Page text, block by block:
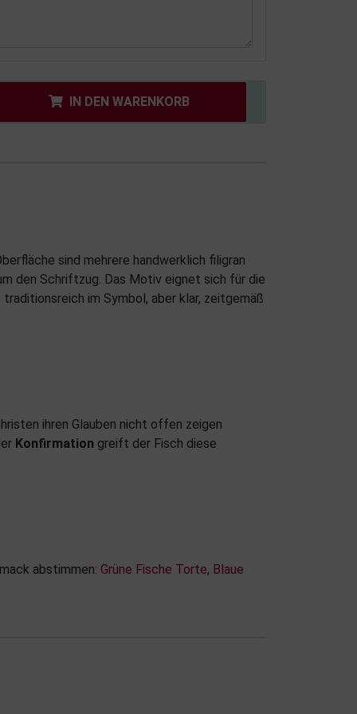
IN DEN WARENKORB
sind mehrere handwerklich filigran
den Schriftzug. Das Motiv eignet sich für die
im Symbol, aber klar, zeitgemäß
ihren Glauben nicht offen zeigen
Konfirmation greift der Fisch diese
abstimmen: Grüne Fische Torte, Blaue